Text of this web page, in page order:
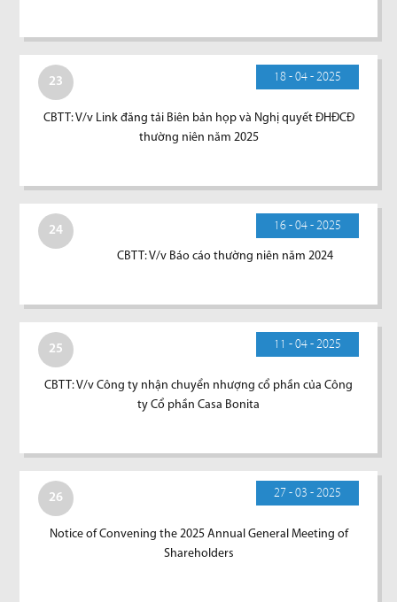
23 18 - 04 - 2025
CBTT: V/v Link đăng tải Biên bản họp và Nghị quyết ĐHĐCĐ
thường niên năm 2025
24 16 - 04 - 2025
CBTT: V/v Báo cáo thường niên năm 2024
25 11 - 04 - 2025
CBTT: V/v Công ty nhận chuyển nhượng cổ phần của Công
ty Cổ phần Casa Bonita
26 27 - 03 - 2025
Notice of Convening the 2025 Annual General Meeting of
Shareholders